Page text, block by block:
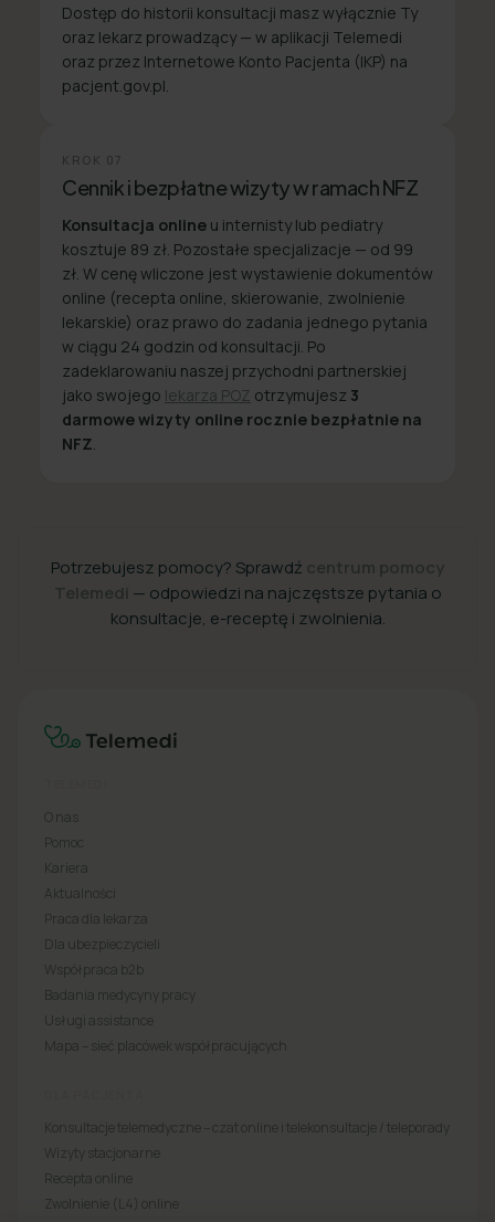
Dostęp do historii konsultacji masz wyłącznie Ty
oraz lekarz prowadzący — w aplikacji Telemedi
oraz przez Internetowe Konto Pacjenta (IKP) na
pacjent.gov.pl.
KROK 07
Cennik i bezpłatne wizyty w ramach NFZ
Konsultacja online u internisty lub pediatry
kosztuje 89 zł. Pozostałe specjalizacje — od 99
zł. W cenę wliczone jest wystawienie dokumentów
online (recepta online, skierowanie, zwolnienie
lekarskie) oraz prawo do zadania jednego pytania
w ciągu 24 godzin od konsultacji. Po
zadeklarowaniu naszej przychodni partnerskiej
jako swojego lekarza POZ otrzymujesz 3
darmowe wizyty online rocznie bezpłatnie na
NFZ
Potrzebujesz pomocy? Sprawdź centrum pomocy
Telemedi — odpowiedzi na najczęstsze pytania o
konsultacje, e-receptę i zwolnienia.
O nas
Pomoc
Kariera
Aktualności
Praca dla lekarza
Dla ubezpieczycieli
Współpraca b2b
Badania medycyny pracy
Usługi assistance
Mapa – sieć placówek współpracujących
Konsultacje telemedyczne – czat online i telekonsultacje / teleporady
Wizyty stacjonarne
Recepta online
Zwolnienie (L4) online